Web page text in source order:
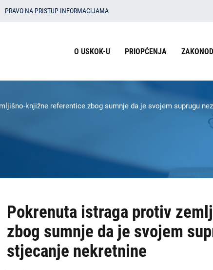
PRAVO NA PRISTUP INFORMACIJAMA
zaglavlju
-
O USKOK-U PRIOPĆENJA
knjižne referentice zbog sumnje da je svojem suprugu
Pokrenuta istraga protiv
zbog sumnje da je svojem
stjecanje nekretnine